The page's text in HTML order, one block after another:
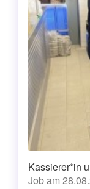
Kassierer*in
Job am